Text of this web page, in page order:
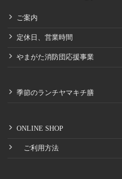
ご案内
定休日、営業時間
やまがた消防団応援事業
季節のランチヤマキチ膳
ONLINE SHOP
ご利用方法